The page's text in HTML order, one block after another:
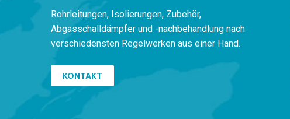
Rohrleitungen, Isolierungen, Zubehör,
Abgasschalldämpfer und -nachbehandlung nach
verschiedensten Regelwerken aus einer Hand.
KONTAKT